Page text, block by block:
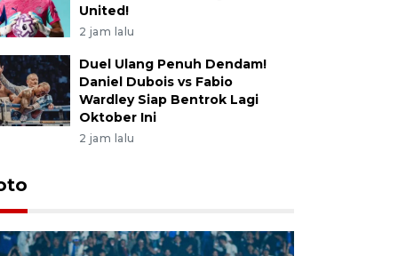
United!
2 jam lalu
Duel Ulang Penuh Dendam!
Daniel Dubois vs Fabio
Wardley Siap Bentrok Lagi
Oktober Ini
2 jam lalu